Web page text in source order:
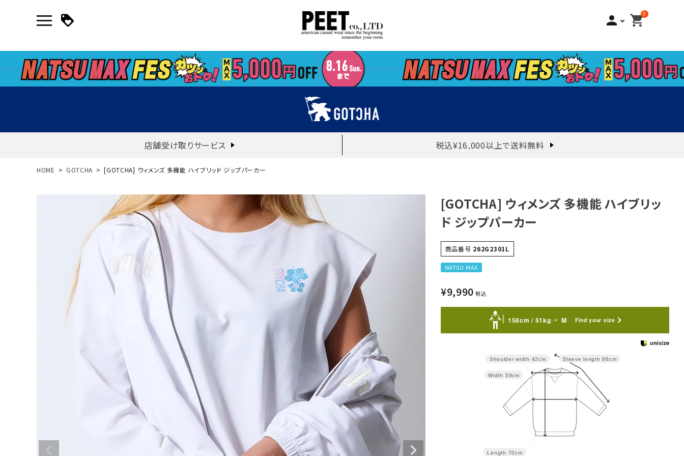
person 0
shopping_cart
店舗受け取りサービス 税込¥16,000以上で送料無料
新規会員登録｜ログイン
search
ブランドメニュー
HOME GOTCHA [GOTCHA] ウィメンズ 多機能 ハイブリッド ジップパーカー
[GOTCHA] ウィメンズ 多機能 ハイブリッ
ド ジップパーカー
商品番号 262G2301L
NATSU MAX
¥9,990 税込
158cm / 51kg M Find your size
Sleeve length 86cm
Length 70cm
Width 59cm
Shoulder width 42cm